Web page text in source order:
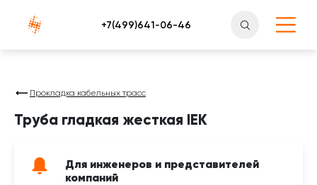
Атлантснаб
Прокладка кабельных трасс
Труба гладкая жесткая IEK
Для инженеров и представителей
компаний